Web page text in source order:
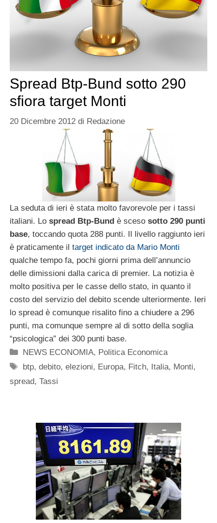
Spread Btp-Bund sotto 290
sfiora target Monti
20 Dicembre 2012 di Redazione
La seduta di ieri è stata molto favorevole per i tassi
italiani. Lo spread Btp-Bund è sceso sotto 290 punti
base, toccando quota 288 punti. Il livello raggiunto ieri
è praticamente il target indicato da Mario Monti
qualche tempo fa, pochi giorni prima dell’annuncio
delle dimissioni dalla carica di premier. La notizia è
molto positiva per le casse dello stato, in quanto il
costo del servizio del debito scende ulteriormente. Ieri
lo spread è comunque risalito fino a chiudere a 296
punti, ma comunque sempre al di sotto della soglia
“psicologica” dei 300 punti base.
Categorie
NEWS ECONOMIA, Politica Economica
Tag
btp,debito,elezioni, Europa, Fitch, Italia, Monti,
spread, Tassi